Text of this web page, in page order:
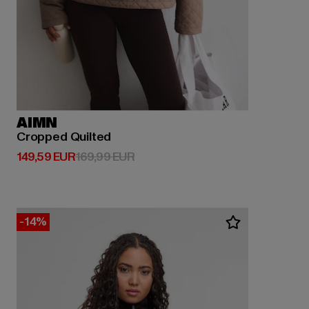
AIMN
Cropped Quilted
149,59 EUR
Derzeitiger Preis: 149,59 EUR
169,99 EURAktionspreis: 169,99 EUR
-14%